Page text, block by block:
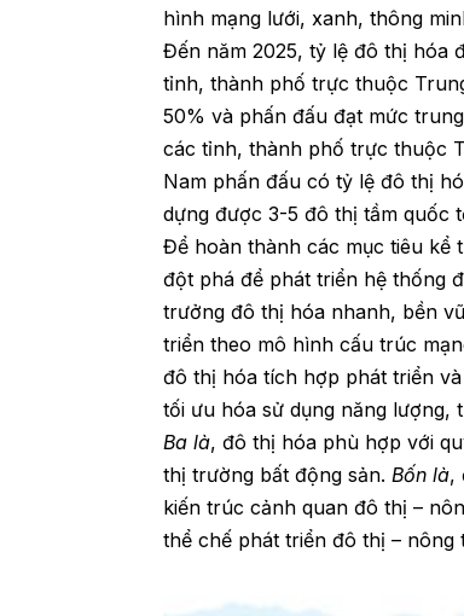
hình mạng lưới, xanh, thông
Đến năm 2025, tỷ lệ đô thị hóa
tỉnh, thành phố trực thuộc
50% và phấn đấu đạt mức
các tỉnh, thành phố trực thuộc
Nam phấn đấu có tỷ lệ đô thị
dựng được 3-5 đô thị tầm quốc
Để hoàn thành các mục tiêu kể
đột phá để phát triển hệ thống
trưởng đô thị hóa nhanh, bền
triển theo mô hình cấu trúc
đô thị hóa tích hợp phát triển
tối ưu hóa sử dụng năng
Ba là, đô thị hóa phù hợp với
thị trường bất động sản.Bốn là,
kiến trúc cảnh quan đô thị –
thể chế phát triển đô thị – nông